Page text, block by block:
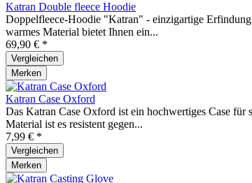
Katran Double fleece Hoodie
Doppelfleece-Hoodie "Katran" - einzigartige
warmes Material bietet Ihnen ein...
69,90 € *
Vergleichen
Merken
Katran Case Oxford
Das Katran Case Oxford ist ein hochwertiges Case
Material ist es resistent gegen...
7,99 € *
Vergleichen
Merken